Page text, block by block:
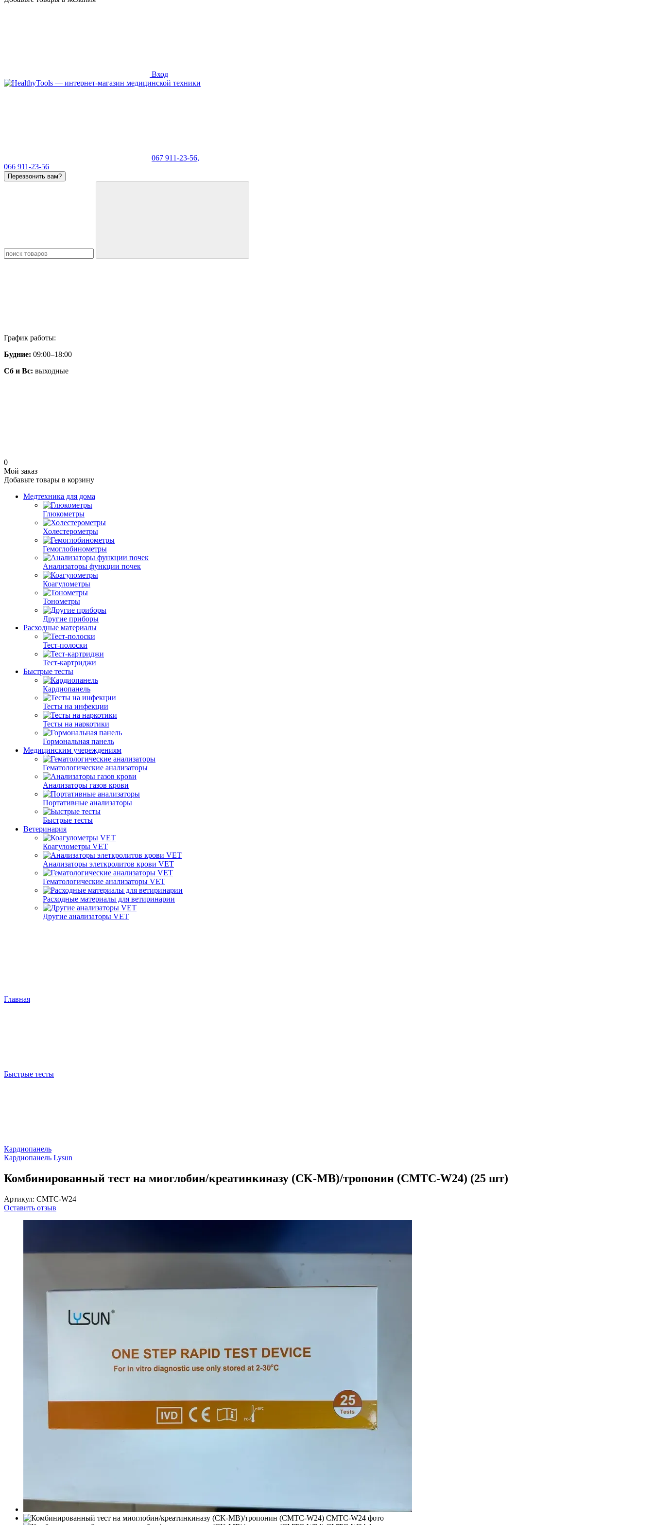
Вход
067 911-23-56,
066 911-23-56
Перезвонить вам?
График работы:
Будние: 09:00–18:00
Сб и Вс: выходные
0
Мой заказ
Добавьте товары в корзину
Медтехника для дома
Глюкометры
Холестерометры
Гемоглобинометры
Анализаторы функции почек
Коагулометры
Тонометры
Другие приборы
Расходные материалы
Тест-полоски
Тест-картриджи
Быстрые тесты
Кардиопанель
Тесты на инфекции
Тесты на наркотики
Гормональная панель
Медицинским учереждениям
Гематологические анализаторы
Анализаторы газов крови
Портативные анализаторы
Быстрые тесты
Ветеринария
Коагулометры VET
Анализаторы элеткролитов крови VET
Гематологические анализаторы VET
Расходные материалы для ветиринарии
Другие анализаторы VET
Главная
Быстрые тесты
Кардиопанель
Кардиопанель Lysun
Комбинированный тест на миоглобин/креатинкиназу (CK-MB)/тропонин (CMTC-W24) (25 шт)
Артикул: CMTC-W24
Оставить отзыв